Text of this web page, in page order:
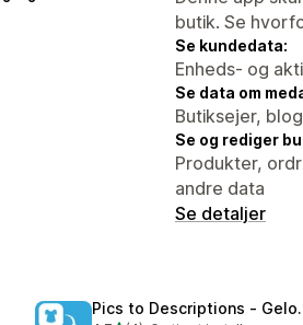
butik. Se
Se kundedata:
Enheds- og
Se data om
Butiksejer,
Se og rediger
Produkter,
andre data
Se detaljer
Pics to Descriptions ‑